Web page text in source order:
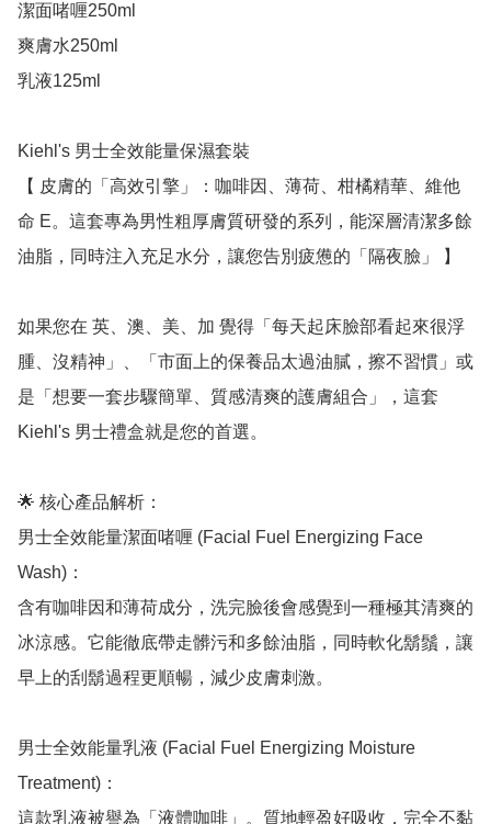
潔面啫喱250ml
爽膚水250ml
乳液125ml
Kiehl's 男士全效能量保濕套裝
【 皮膚的「高效引擎」：咖啡因、薄荷、柑橘精華、維他
命 E。這套專為男性粗厚膚質研發的系列，能深層清潔多餘
油脂，同時注入充足水分，讓您告別疲憊的「隔夜臉」 】
如果您在 英、澳、美、加 覺得「每天起床臉部看起來很浮
腫、沒精神」、「市面上的保養品太過油膩，擦不習慣」或
是「想要一套步驟簡單、質感清爽的護膚組合」，這套
Kiehl's 男士禮盒就是您的首選。
🌟 核心產品解析：
男士全效能量潔面啫喱 (Facial Fuel Energizing Face
Wash)：
含有咖啡因和薄荷成分，洗完臉後會感覺到一種極其清爽的
冰涼感。它能徹底帶走髒污和多餘油脂，同時軟化鬍鬚，讓
早上的刮鬍過程更順暢，減少皮膚刺激。
男士全效能量乳液 (Facial Fuel Energizing Moisture
Treatment)：
這款乳液被譽為「液體咖啡」。質地輕盈好吸收，完全不黏